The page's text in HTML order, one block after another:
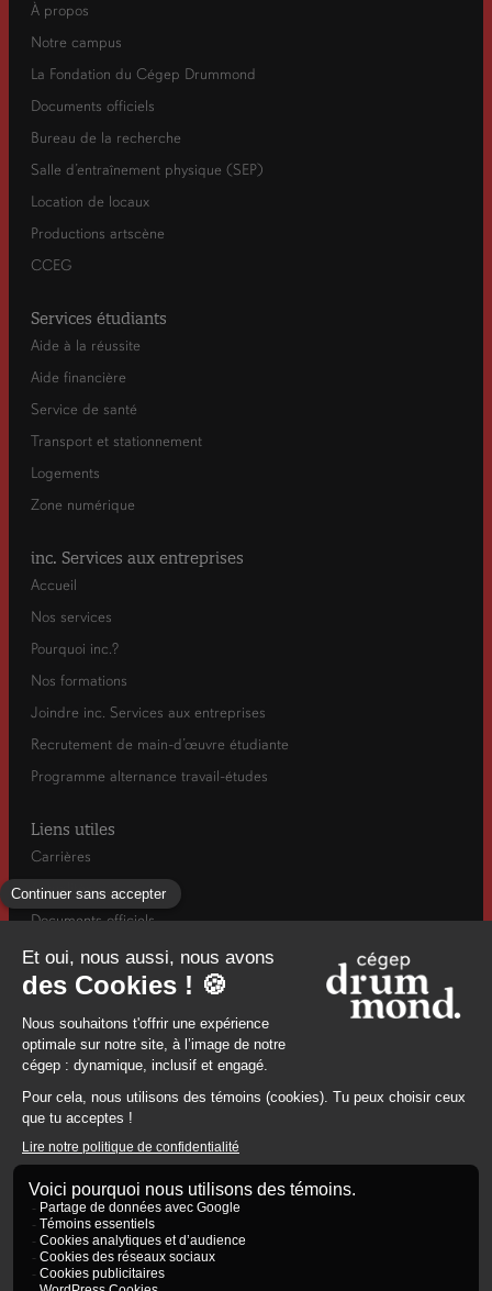
À propos
Notre campus
La Fondation du Cégep Drummond
Documents officiels
Bureau de la recherche
Salle d’entraînement physique (SEP)
Location de locaux
Productions artscène
CCEG
Services étudiants
Aide à la réussite
Aide financière
Service de santé
Transport et stationnement
Logements
Zone numérique
inc. Services aux entreprises
Accueil
Nos services
Pourquoi inc.?
Nos formations
Joindre inc. Services aux entreprises
Recrutement de main-d’œuvre étudiante
Programme alternance travail-études
Liens utiles
Carrières
Actualités
Documents officiels
Info-rentrée automne
Mesures d’urgence / Santé et sécurité
960, rue Saint-Georges, Drummondville, (Québec) J2C 6A2
8194784671